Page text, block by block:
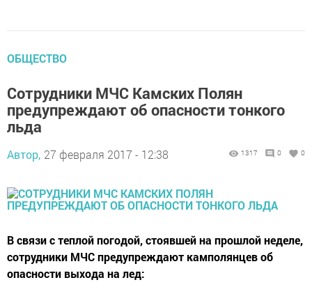
ОБЩЕСТВО
Сотрудники МЧС Камских Полян
предупреждают об опасности тонкого
льда
Автор, 27 февраля 2017 - 12:38 1317 0 0
В связи с теплой погодой, стоявшей на прошлой неделе,
сотрудники МЧС предупреждают камполянцев об
опасности выхода на лед: